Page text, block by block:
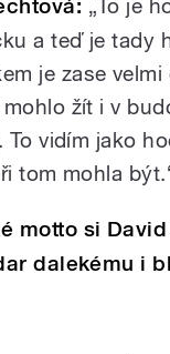
„To je
a teď je tady
je zase
žít i v
To vidím jako
tom mohla
motto si
dalekému i